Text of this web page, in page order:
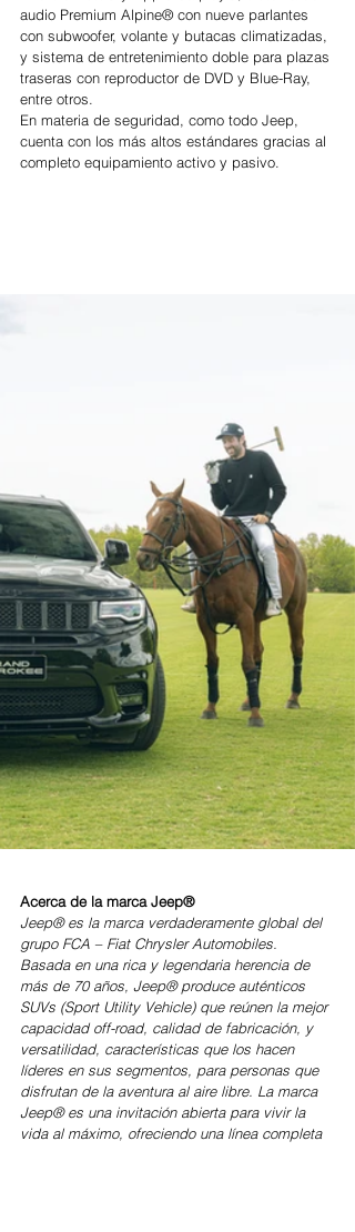
audio Premium Alpine® con nueve parlantes
con subwoofer, volante y butacas climatizadas,
y sistema de entretenimiento doble para plazas
traseras con reproductor de DVD y Blue-Ray,
entre otros.
En materia de seguridad, como todo Jeep,
cuenta con los más altos estándares gracias al
completo equipamiento activo y pasivo.
Acerca de la marca Jeep®
Jeep® es la marca verdaderamente global del
grupo FCA – Fiat Chrysler Automobiles.
Basada en una rica y legendaria herencia de
más de 70 años, Jeep® produce auténticos
SUVs (Sport Utility Vehicle) que reúnen la mejor
capacidad off-road, calidad de fabricación, y
versatilidad, características que los hacen
líderes en sus segmentos, para personas que
disfrutan de la aventura al aire libre. La marca
Jeep® es una invitación abierta para vivir la
vida al máximo, ofreciendo una línea completa